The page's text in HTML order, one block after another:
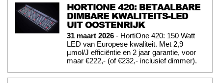
HORTIONE 420: BETAALBARE
DIMBARE KWALITEITS-LED
UIT OOSTENRIJK
31 maart 2026 - HortiOne 420: 150 Watt
LED van Europese kwaliteit. Met 2,9
µmol/J efficiëntie en 2 jaar garantie, voor
maar €222,- (of €232,- inclusief dimmer).